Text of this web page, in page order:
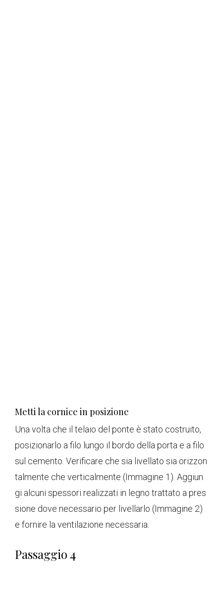
Metti la cornice in posizione
Una volta che il telaio del ponte è stato costruito,
posizionarlo a filo lungo il bordo della porta e a filo
sul cemento. Verificare che sia livellato sia orizzon
talmente che verticalmente (Immagine 1). Aggiun
gi alcuni spessori realizzati in legno trattato a pres
sione dove necessario per livellarlo (Immagine 2)
e fornire la ventilazione necessaria.
Passaggio 4